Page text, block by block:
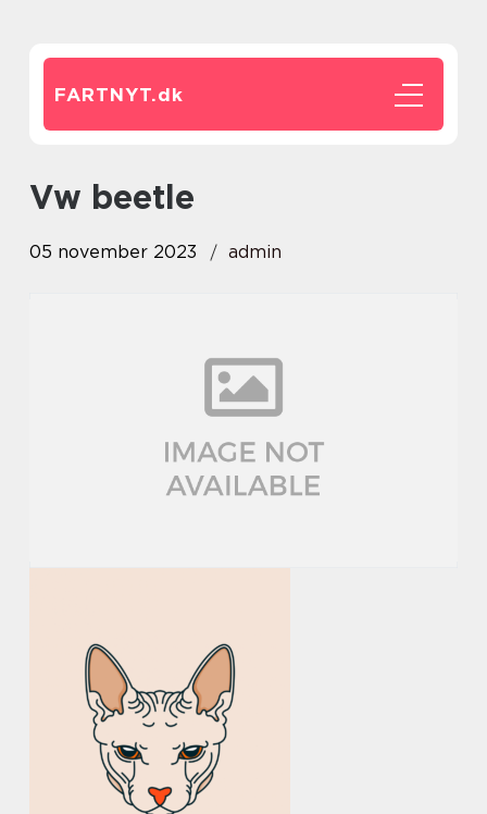
FARTNYT.dk
vw beetle
05 november 2023 admin